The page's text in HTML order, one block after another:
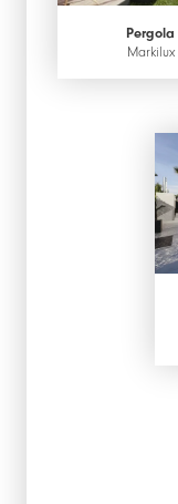
Pergola
Markilux